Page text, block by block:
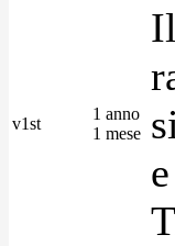
v1st
1 anno
1 mese